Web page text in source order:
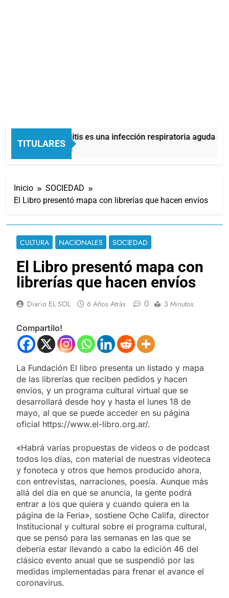
TITULARES
La bronquiolitis es una infección respiratoria aguda en
47 Minutos Atrás
Inicio
SOCIEDAD
El Libro presentó mapa con librerías que hacen envíos
CULTURA NACIONALES SOCIEDAD
El Libro presentó mapa con
librerías que hacen envíos
Diario EL SOL 6 Años Atrás 0 3 Minutos
Compartilo!
La Fundación El libro presenta un listado y mapa
de las librerías que reciben pedidos y hacen
envíos, y un programa cultural virtual que se
desarrollará desde hoy y hasta el lunes 18 de
mayo, al que se puede acceder en su página
oficial https://www.el-libro.org.ar/.
«Habrá varias propuestas de videos o de podcast
todos los días, con material de nuestras videoteca
y fonoteca y otros que hemos producido ahora,
con entrevistas, narraciones, poesía. Aunque más
allá del día en que se anuncia, la gente podrá
entrar a los que quiera y cuando quiera en la
página de la Feria», sostiene Oche Califa, director
Institucional y cultural sobre el programa cultural,
que se pensó para las semanas en las que se
debería estar llevando a cabo la edición 46 del
clásico evento anual que se suspendió por las
medidas implementadas para frenar el avance el
coronavirus.